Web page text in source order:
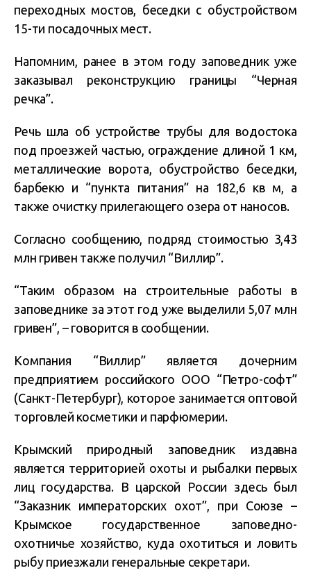
переходных мостов, беседки с обустройством
15-ти посадочных мест.
Напомним, ранее в этом году заповедник уже
заказывал реконструкцию границы “Черная
речка”.
Речь шла об устройстве трубы для водостока
под проезжей частью, ограждение длиной 1 км,
металлические ворота, обустройство беседки,
барбекю и “пункта питания” на 182,6 кв м, а
также очистку прилегающего озера от наносов.
Согласно сообщению, подряд стоимостью 3,43
млн гривен также получил “Виллир”.
“Таким образом на строительные работы в
заповеднике за этот год уже выделили 5,07 млн
гривен”, – говорится в сообщении.
Компания “Виллир” является дочерним
предприятием российского ООО “Петро-софт”
(Санкт-Петербург), которое занимается оптовой
торговлей косметики и парфюмерии.
Крымский природный заповедник издавна
является территорией охоты и рыбалки первых
лиц государства. В царской России здесь был
“Заказник императорских охот”, при Союзе –
Крымское государственное заповедно-
охотничье хозяйство, куда охотиться и ловить
рыбу приезжали генеральные секретари.